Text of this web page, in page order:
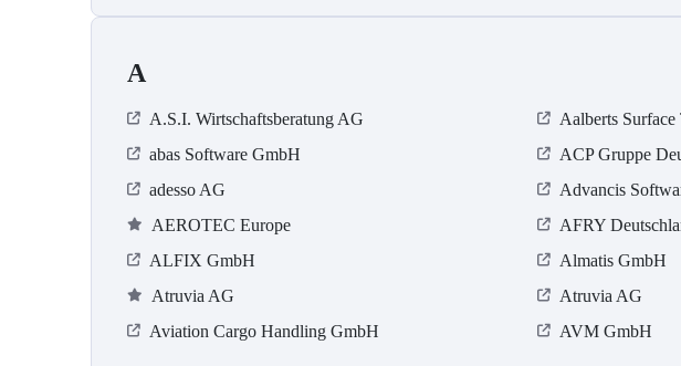
A
A.S.I. Wirtschaftsberatung AG Aalberts
abas Software GmbH
ACP Gruppe
adesso AG
Advancis
AEROTEC Europe
AFRY
ALFIX GmbH
Almatis GmbH
Atruvia AG
Atruvia AG
Aviation Cargo Handling GmbH
AVM GmbH